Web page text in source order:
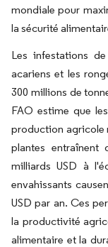
mondiale pour
la sécurité
Les infestations
acariens et les
300 millions de
FAO estime que
production agricole
plantes entraînent
milliards USD à
envahissants
USD par an. Ces
la productivité
alimentaire et la